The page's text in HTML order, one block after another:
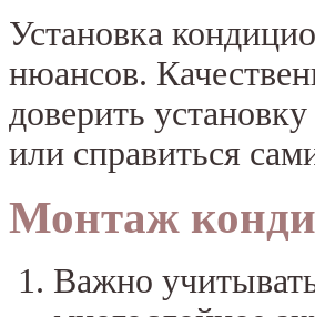
Установка
нюансов.
доверить
или справиться
Монтаж
Важно